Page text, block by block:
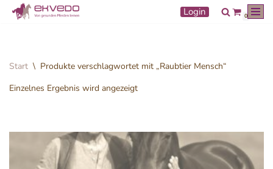
springen
Login 0
Start \ Produkte verschlagwortet mit „Raubtier Mensch“
Einzelnes Ergebnis wird angezeigt